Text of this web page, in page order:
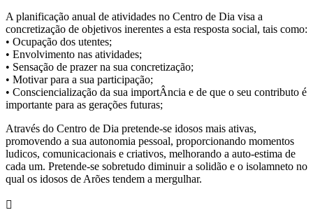
A planificação anual de atividades no Centro de Dia visa a
concretização de objetivos inerentes a esta resposta social, tais como:
• Ocupação dos utentes;
• Envolvimento nas atividades;
• Sensação de prazer na sua concretização;
• Motivar para a sua participação;
• Consciencialização da sua importÂncia e de que o seu contributo é
importante para as gerações futuras;
Através do Centro de Dia pretende-se idosos mais ativas,
promovendo a sua autonomia pessoal, proporcionando momentos
ludicos, comunicacionais e criativos, melhorando a auto-estima de
cada um. Pretende-se sobretudo diminuir a solidão e o isolamneto no
qual os idosos de Arões tendem a mergulhar.